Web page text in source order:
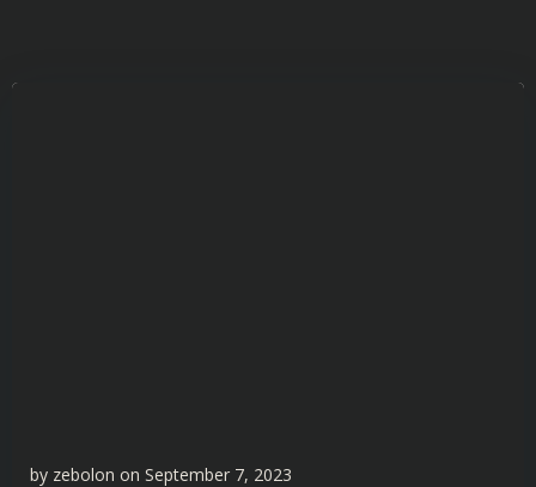
by zebolon on September 7, 2023